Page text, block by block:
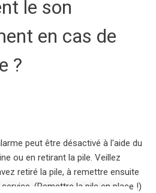
le son
en cas de
?
peut être désactivé à l'aide du
ou en retirant la pile. Veillez
retiré la pile, à remettre ensuite
(Remettre la pile en place !)